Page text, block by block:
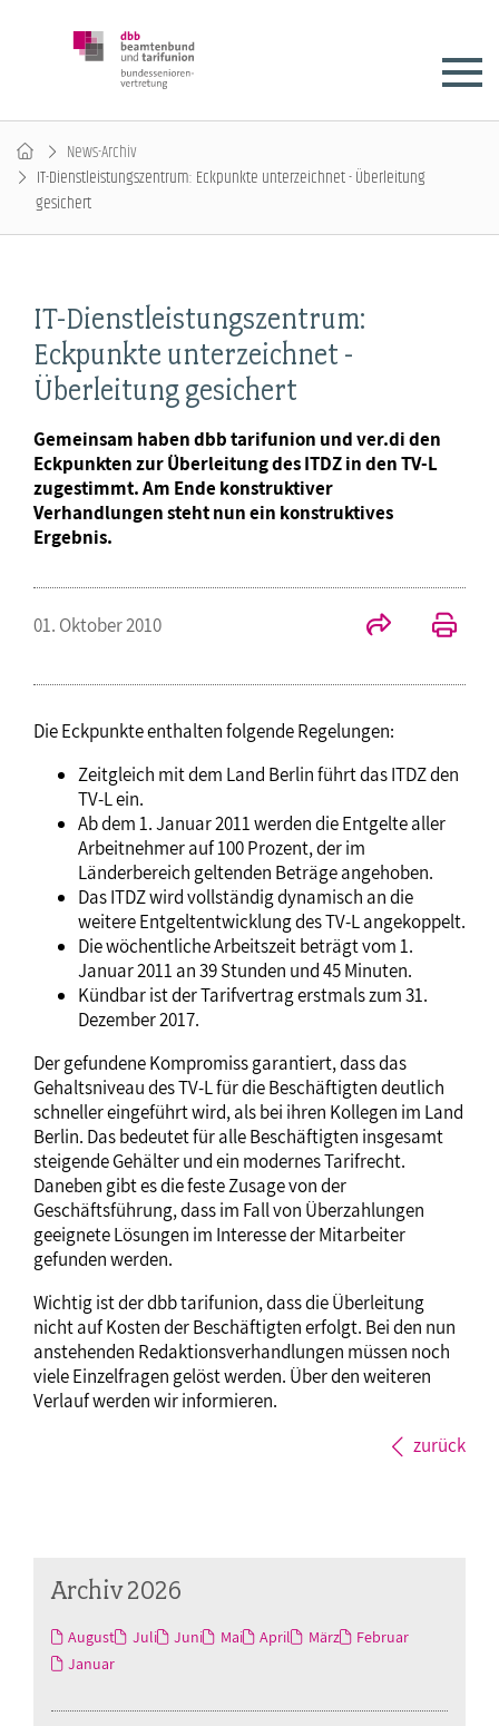
News-Archiv
IT-Dienstleistungszentrum: Eckpunkte unterzeichnet - Überleitung
gesichert
IT-Dienstleistungszentrum:
Eckpunkte unterzeichnet -
Überleitung gesichert
Gemeinsam haben dbb tarifunion und ver.di den
Eckpunkten zur Überleitung des ITDZ in den TV-L
zugestimmt. Am Ende konstruktiver
Verhandlungen steht nun ein konstruktives
Ergebnis.
01. Oktober 2010
Die Eckpunkte enthalten folgende Regelungen:
Zeitgleich mit dem Land Berlin führt das ITDZ den
TV-L ein.
Ab dem 1. Januar 2011 werden die Entgelte aller
Arbeitnehmer auf 100 Prozent, der im
Länderbereich geltenden Beträge angehoben.
Das ITDZ wird vollständig dynamisch an die
weitere Entgeltentwicklung des TV-L angekoppelt.
Die wöchentliche Arbeitszeit beträgt vom 1.
Januar 2011 an 39 Stunden und 45 Minuten.
Kündbar ist der Tarifvertrag erstmals zum 31.
Dezember 2017.
Der gefundene Kompromiss garantiert, dass das
Gehaltsniveau des TV-L für die Beschäftigten deutlich
schneller eingeführt wird, als bei ihren Kollegen im Land
Berlin. Das bedeutet für alle Beschäftigten insgesamt
steigende Gehälter und ein modernes Tarifrecht.
Daneben gibt es die feste Zusage von der
Geschäftsführung, dass im Fall von Überzahlungen
geeignete Lösungen im Interesse der Mitarbeiter
gefunden werden.
Wichtig ist der dbb tarifunion, dass die Überleitung
nicht auf Kosten der Beschäftigten erfolgt. Bei den nun
anstehenden Redaktionsverhandlungen müssen noch
viele Einzelfragen gelöst werden. Über den weiteren
Verlauf werden wir informieren.
zurück
Archiv 2026
August Juli Juni Mai April März
Februar
Januar